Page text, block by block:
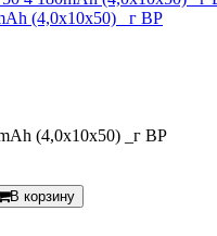
(4,0x10x50) _г BP
(4,0x10x50) _г BP
В корзину